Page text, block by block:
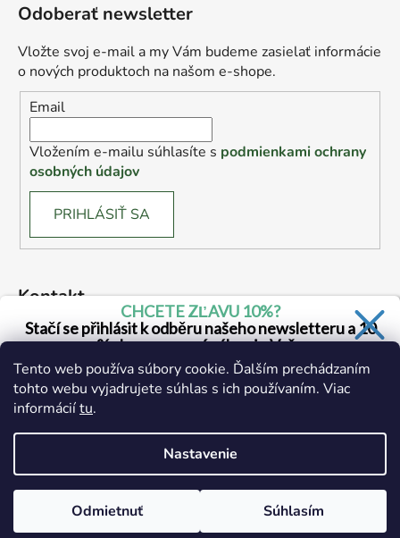
Tento web používa súbory cookie. Ďalším prechádzaním
tohto webu vyjadrujete súhlas s ich používaním. Viac
informáciítu.
Nastavenie
Odmietnuť Súhlasím
Odoberať newsletter
Vložte svoj e-mail a my Vám budeme zasielať informácie
o nových produktoch na našom e-shope.
Email
Vložením e-mailu súhlasíte s podmienkami ochrany
osobných údajov
PRIHLÁSIŤ SA
Kontakt
drogerie@drogerie.sk
+ 421 905 941 165
Vytvoril Shoptet
CHCETE ZĽAVU 10%?
Stačí se přihlásit k odběru našeho newsletteru a 10
% sleva na první nákup je Vaše